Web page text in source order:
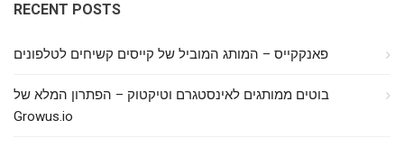
RECENT POSTS
פאנקקייס – המותג המוביל של קייסים קשיחים לטלפונים
בוטים ממותגים לאינסטגרם וטיקטוק – הפתרון המלא של
Growus.io